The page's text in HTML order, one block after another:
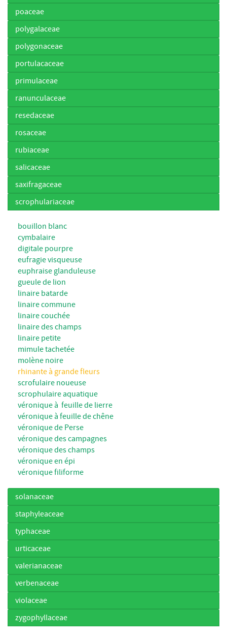
poaceae
polygalaceae
polygonaceae
portulacaceae
primulaceae
ranunculaceae
resedaceae
rosaceae
rubiaceae
salicaceae
saxifragaceae
scrophulariaceae
bouillon blanc
cymbalaire
digitale pourpre
eufragie visqueuse
euphraise glanduleuse
gueule de lion
linaire batarde
linaire commune
linaire couchée
linaire des champs
linaire petite
mimule tachetée
molène noire
rhinante à grande fleurs
scrofulaire noueuse
scrophulaire aquatique
véronique à feuille de lierre
véronique à feuille de chêne
véronique de Perse
véronique des campagnes
véronique des champs
véronique en épi
véronique filiforme
solanaceae
staphyleaceae
typhaceae
urticaceae
valerianaceae
verbenaceae
violaceae
zygophyllaceae